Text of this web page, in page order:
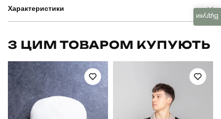
Характеристики
Артикул SSpe25432XLpx
Вид
З ЦИМ ТОВАРОМ КУПУЮТЬ
Відгуки